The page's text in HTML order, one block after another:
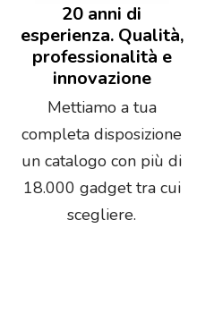
20 anni di
esperienza. Qualità,
professionalità e
innovazione
Mettiamo a tua
completa disposizione
un catalogo con più di
18.000 gadget tra cui
scegliere.